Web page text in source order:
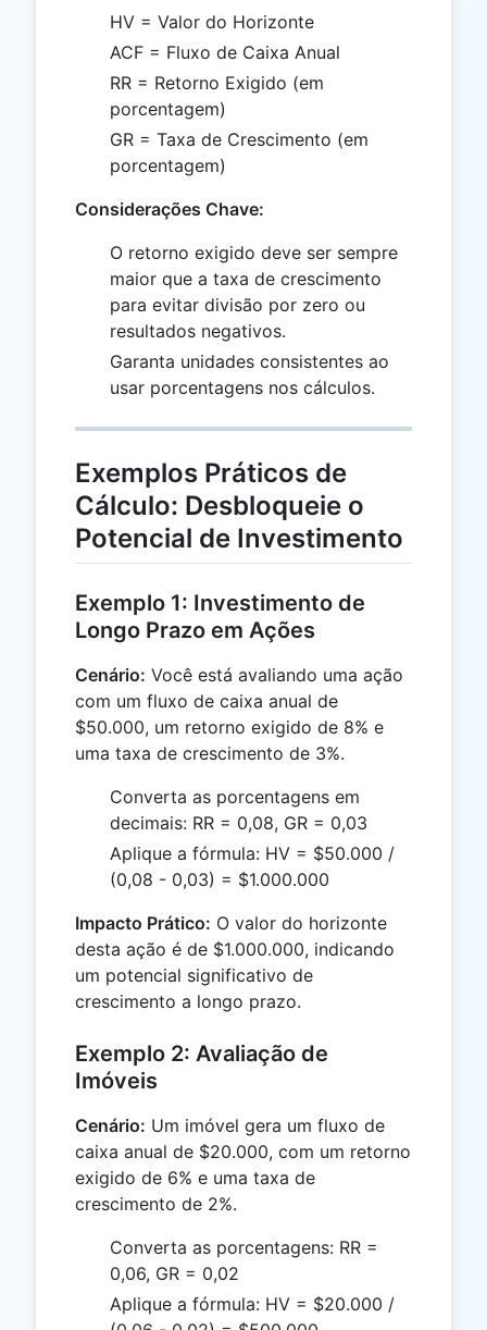
HV = Valor do Horizonte
ACF = Fluxo de Caixa Anual
RR = Retorno Exigido (em
porcentagem)
GR = Taxa de Crescimento (em
porcentagem)
Considerações Chave:
O retorno exigido deve ser sempre
maior que a taxa de crescimento
para evitar divisão por zero ou
resultados negativos.
Garanta unidades consistentes ao
usar porcentagens nos cálculos.
Exemplos Práticos de
Cálculo: Desbloqueie o
Potencial de Investimento
Exemplo 1: Investimento de
Longo Prazo em Ações
Cenário: Você está avaliando uma ação
com um fluxo de caixa anual de
$50.000, um retorno exigido de 8% e
uma taxa de crescimento de 3%.
Converta as porcentagens em
decimais: RR = 0,08, GR = 0,03
Aplique a fórmula: HV = $50.000 /
(0,08 - 0,03) = $1.000.000
Impacto Prático: O valor do horizonte
desta ação é de $1.000.000, indicando
um potencial significativo de
crescimento a longo prazo.
Exemplo 2: Avaliação de
Imóveis
Cenário: Um imóvel gera um fluxo de
caixa anual de $20.000, com um retorno
exigido de 6% e uma taxa de
crescimento de 2%.
Converta as porcentagens: RR =
0,06, GR = 0,02
Aplique a fórmula: HV = $20.000 /